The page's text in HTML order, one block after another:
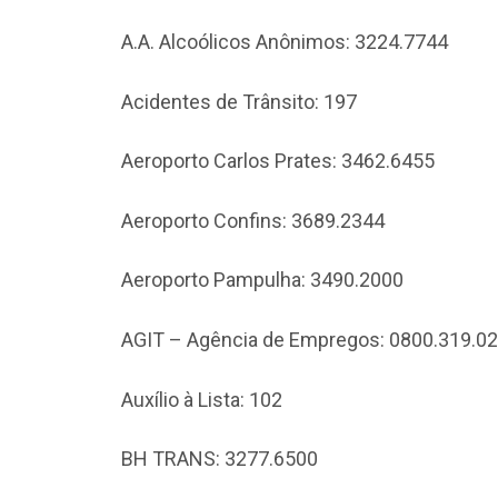
A.A. Alcoólicos Anônimos: 3224.7744
Acidentes de Trânsito: 197
Aeroporto Carlos Prates: 3462.6455
Aeroporto Confins: 3689.2344
Aeroporto Pampulha: 3490.2000
AGIT – Agência de Empregos:
Auxílio à Lista: 102
BH TRANS: 3277.6500